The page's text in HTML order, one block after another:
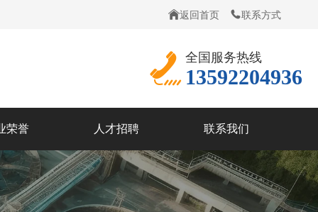
返回首页 联系方式
全国服务热线
13592204936
荣誉 人才招聘 联系我们